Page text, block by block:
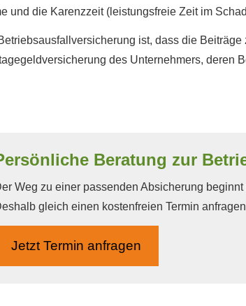
und die Karenzzeit (leistungsfreie Zeit im
ist, dass die
des Unternehmers, deren
Beratung zur
Weg zu einer passenden Absicherung
gleich einen kostenfreien Termin
Jetzt Termin anfragen